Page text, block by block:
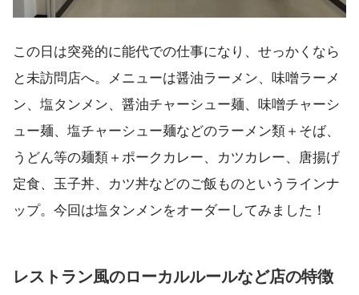
この日は突発的に能代での仕事になり、せっかくなら
と未訪問店へ。メニューは醤油ラーメン、味噌ラーメ
ン、塩タンメン、醤油チャーシュー麺、味噌チャーシ
ュー麺、塩チャーシュー麺などのラーメン類＋そば、
うどん等の麺類＋ポークカレー、カツカレー、唐揚げ
定食、玉子丼、カツ丼などのご飯ものというラインナ
ップ。今回は塩タンメンをオーダーしてみました！
レストラン風のローカルルールなど店の特徴